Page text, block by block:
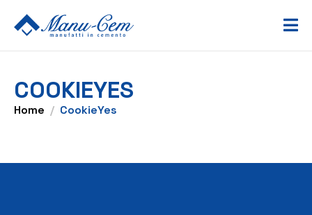
COOKIEYES
Home CookieYes